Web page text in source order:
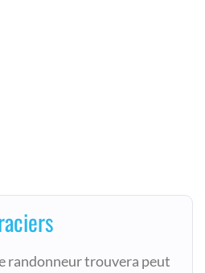
randonneur trouvera peut